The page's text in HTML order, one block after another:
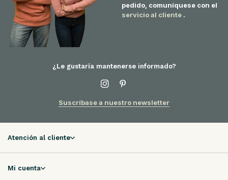
pedido, comuníquese con el
servicio al cliente .
¿Le gustaría mantenerse informado?
Suscríbase a nuestro newsletter
Atención al cliente
Mi cuenta